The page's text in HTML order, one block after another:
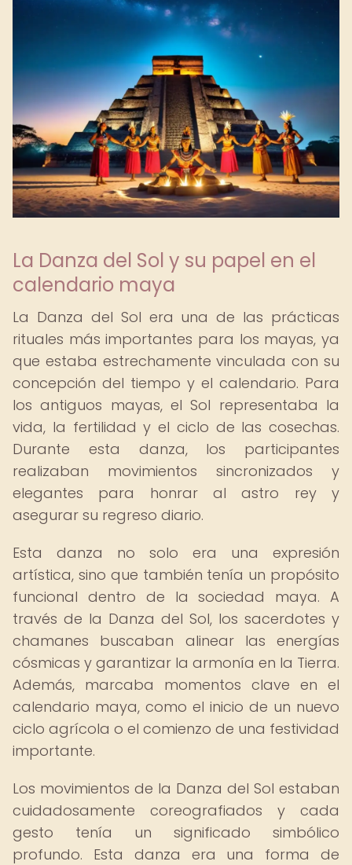
La Danza del Sol y su papel en el
calendario maya
La Danza del Sol era una de las prácticas
rituales más importantes para los mayas, ya
que estaba estrechamente vinculada con su
concepción del tiempo y el calendario. Para
los antiguos mayas, el Sol representaba la
vida, la fertilidad y el ciclo de las cosechas.
Durante esta danza, los participantes
realizaban movimientos sincronizados y
elegantes para honrar al astro rey y
asegurar su regreso diario.
Esta danza no solo era una expresión
artística, sino que también tenía un propósito
funcional dentro de la sociedad maya. A
través de la Danza del Sol, los sacerdotes y
chamanes buscaban alinear las energías
cósmicas y garantizar la armonía en la Tierra.
Además, marcaba momentos clave en el
calendario maya, como el inicio de un nuevo
ciclo agrícola o el comienzo de una festividad
importante.
Los movimientos de la Danza del Sol estaban
cuidadosamente coreografiados y cada
gesto tenía un significado simbólico
profundo. Esta danza era una forma de